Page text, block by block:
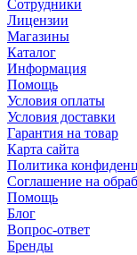
Сотрудники
Лицензии
Магазины
Каталог
Информация
Помощь
Условия оплаты
Условия доставки
Гарантия на товар
Карта сайта
Политика
Соглашение на
Помощь
Блог
Вопрос-ответ
Бренды